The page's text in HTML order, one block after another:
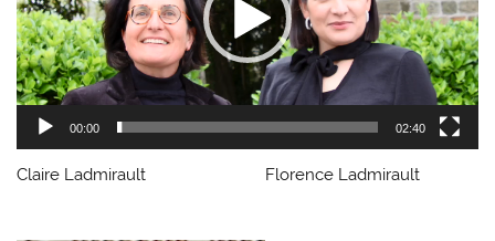
00:00 02:40
Claire Ladmirault Florence Ladmirault